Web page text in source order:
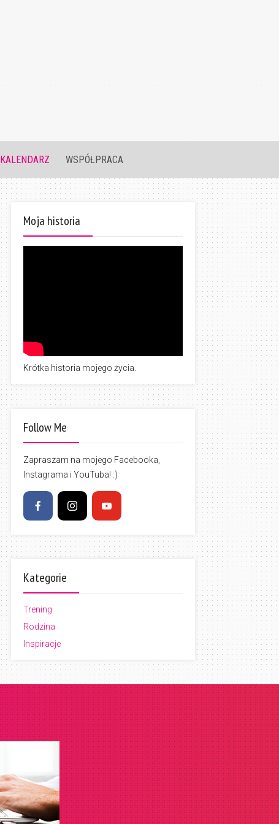
KALENDARZ WSPÓŁPRACA
Moja historia
Krótka historia mojego życia.
Follow Me
Zapraszam na mojego Facebooka,
Instagrama i YouTuba! :)
Kategorie
Trening
Rodzina
Inspiracje